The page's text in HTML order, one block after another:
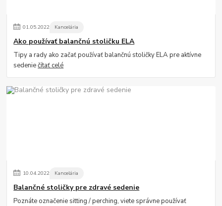
01.05.2022 Kancelária
Ako používať balančnú stoličku ELA
Tipy a rady ako začať používať balančnú stoličky ELA pre aktívne
sedeniečítať celé
10.04.2022 Kancelária
Balančné stoličky pre zdravé sedenie
Poznáte označenie sitting / perching, viete správne používať